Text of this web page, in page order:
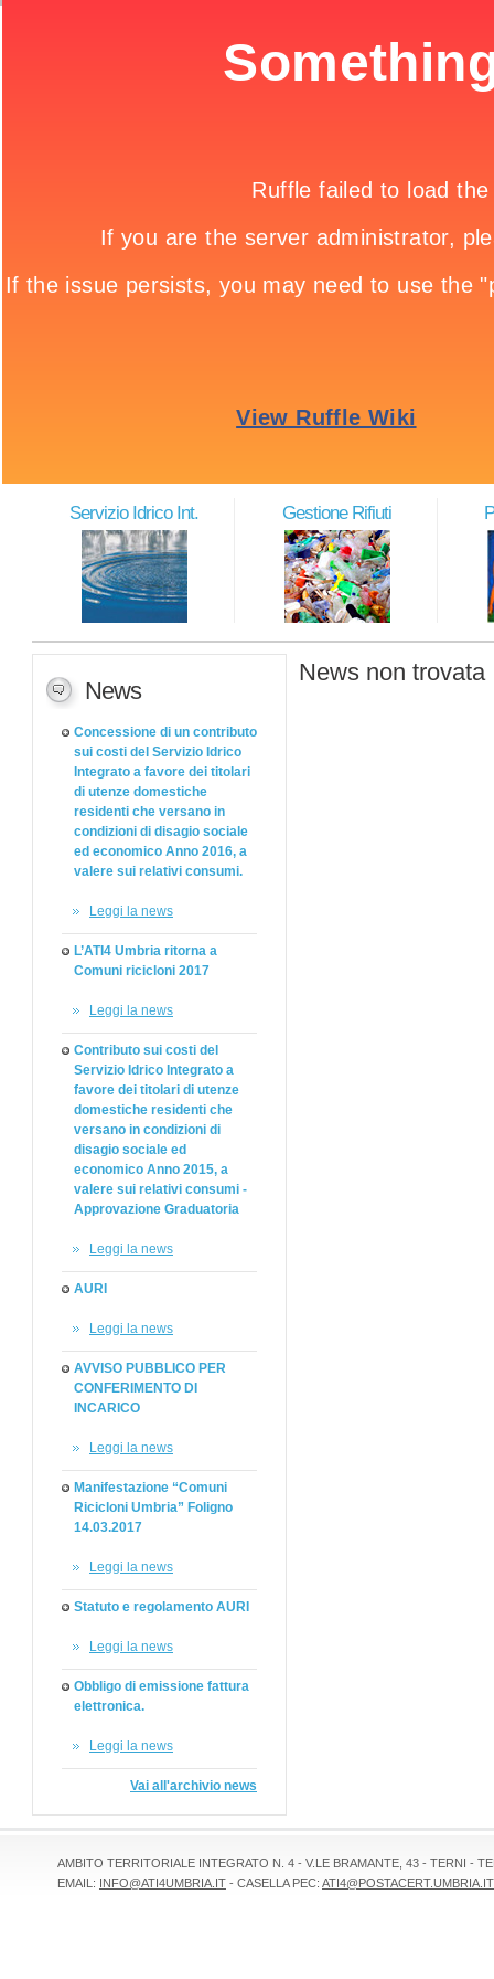
Servizio Idrico Int. Gestione Rifiuti
News
Concessione di un contributo
sui costi del Servizio Idrico
Integrato a favore dei titolari
di utenze domestiche
residenti che versano in
condizioni di disagio sociale
ed economico Anno 2016, a
valere sui relativi consumi.
Leggi la news
L’ATI4 Umbria ritorna a
Comuni ricicloni 2017
Leggi la news
Contributo sui costi del
Servizio Idrico Integrato a
favore dei titolari di utenze
domestiche residenti che
versano in condizioni di
disagio sociale ed
economico Anno 2015, a
valere sui relativi consumi -
Approvazione Graduatoria
Leggi la news
AURI
Leggi la news
AVVISO PUBBLICO PER
CONFERIMENTO DI
INCARICO
Leggi la news
Manifestazione “Comuni
Ricicloni Umbria” Foligno
14.03.2017
Leggi la news
Statuto e regolamento AURI
Leggi la news
Obbligo di emissione fattura
elettronica.
Leggi la news
Vai all'archivio news
News non trovata
AMBITO TERRITORIALE INTEGRATO N. 4 - V.LE BRAMANTE, 43 - TERNI -
EMAIL: INFO@ATI4UMBRIA.IT - CASELLA PEC: ATI4@POSTACERT.UMBRIA.IT